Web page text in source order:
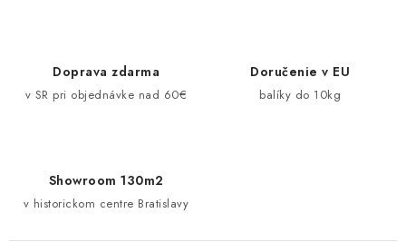
Doprava zdarma
v SR pri objednávke nad 60€
Doručenie v EU
balíky do 10kg
Showroom 130m2
v historickom centre Bratislavy